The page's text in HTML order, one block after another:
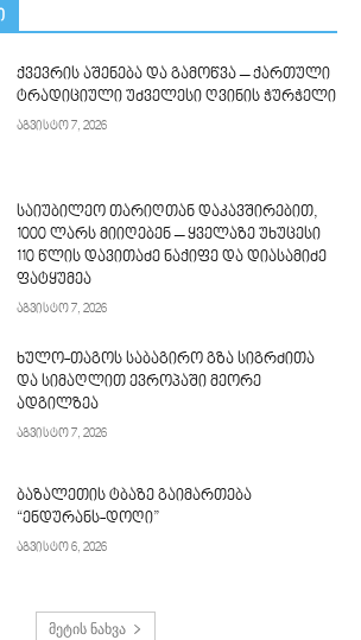
ქვევრის აშენება და გამოწვა – ქართული
ტრადიციული უძველესი ღვინის ჭურჭელი
აგვისტო 7, 2026
საიუბილეო თარიღთან დაკავშირებით,
1000 ლარს მიიღებენ – ყველაზე უხუცესი
110 წლის დავითაძე ნაქიფე და დიასამიძე
ფატყუმეა
აგვისტო 7, 2026
ხულო-თაგოს საბაგირო გზა სიგრძითა
და სიმაღლით ევროპაში მეორე
ადგილზეა
აგვისტო 7, 2026
ბაზალეთის ტბაზე გაიმართება
“ენდურანს-დოღი”
აგვისტო 6, 2026
მეტის ნახვა